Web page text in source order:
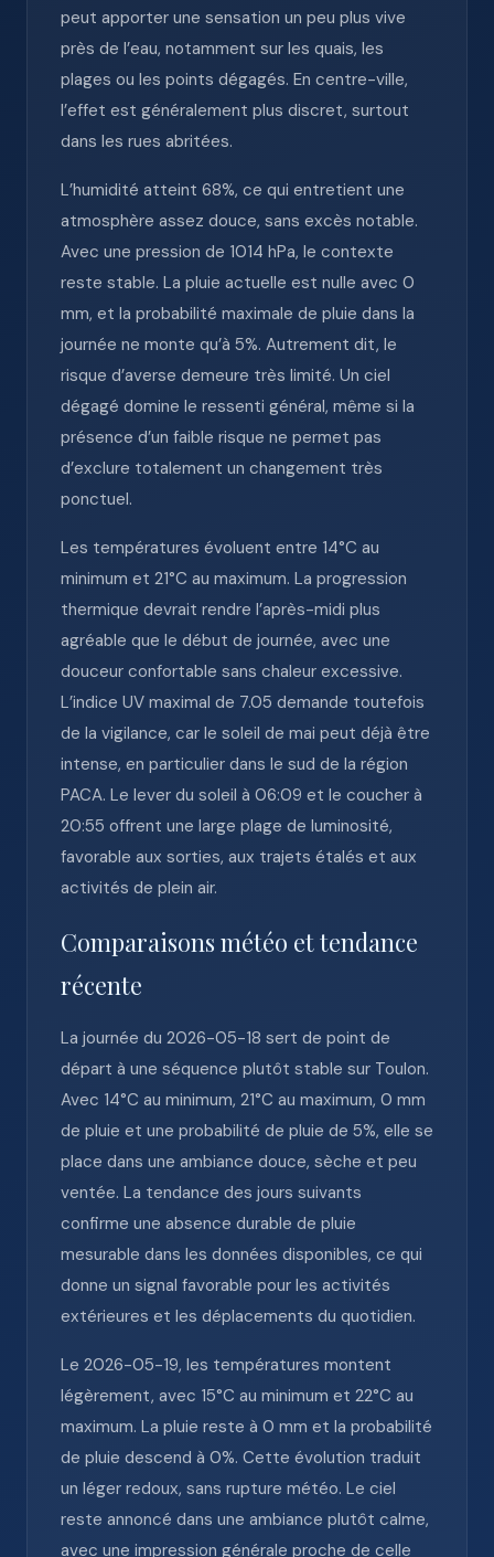
peut apporter une sensation un peu plus vive
près de l’eau, notamment sur les quais, les
plages ou les points dégagés. En centre-ville,
l’effet est généralement plus discret, surtout
dans les rues abritées.
L’humidité atteint 68%, ce qui entretient une
atmosphère assez douce, sans excès notable.
Avec une pression de 1014 hPa, le contexte
reste stable. La pluie actuelle est nulle avec 0
mm, et la probabilité maximale de pluie dans la
journée ne monte qu’à 5%. Autrement dit, le
risque d’averse demeure très limité. Un ciel
dégagé domine le ressenti général, même si la
présence d’un faible risque ne permet pas
d’exclure totalement un changement très
ponctuel.
Les températures évoluent entre 14°C au
minimum et 21°C au maximum. La progression
thermique devrait rendre l’après-midi plus
agréable que le début de journée, avec une
douceur confortable sans chaleur excessive.
L’indice UV maximal de 7.05 demande toutefois
de la vigilance, car le soleil de mai peut déjà être
intense, en particulier dans le sud de la région
PACA. Le lever du soleil à 06:09 et le coucher à
20:55 offrent une large plage de luminosité,
favorable aux sorties, aux trajets étalés et aux
activités de plein air.
Comparaisons météo et tendance
récente
La journée du 2026-05-18 sert de point de
départ à une séquence plutôt stable sur Toulon.
Avec 14°C au minimum, 21°C au maximum, 0 mm
de pluie et une probabilité de pluie de 5%, elle se
place dans une ambiance douce, sèche et peu
ventée. La tendance des jours suivants
confirme une absence durable de pluie
mesurable dans les données disponibles, ce qui
donne un signal favorable pour les activités
extérieures et les déplacements du quotidien.
Le 2026-05-19, les températures montent
légèrement, avec 15°C au minimum et 22°C au
maximum. La pluie reste à 0 mm et la probabilité
de pluie descend à 0%. Cette évolution traduit
un léger redoux, sans rupture météo. Le ciel
reste annoncé dans une ambiance plutôt calme,
avec une impression générale proche de celle